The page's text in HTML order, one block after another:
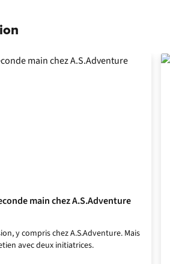
main chez A.S.Adventure
y compris chez A.S.Adventure. Mais
avec deux initiatrices.